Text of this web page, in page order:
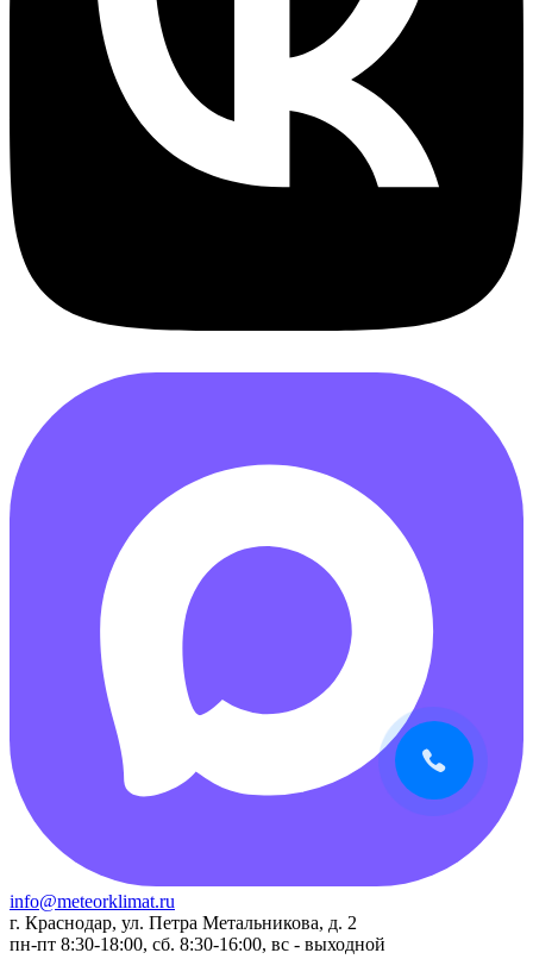
info@meteorklimat.ru
г. Краснодар, ул. Петра Метальникова, д. 2
пн-пт 8:30-18:00, сб. 8:30-16:00, вс - выходной